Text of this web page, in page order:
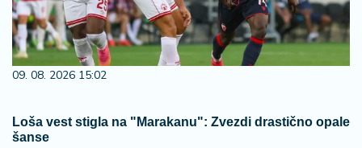
09. 08. 2026 15:02
Loša vest stigla na "Marakanu": Zvezdi drastično opale
šanse